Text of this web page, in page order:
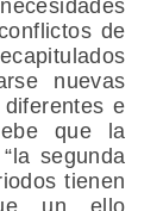
de
nuevas
e
que la
segunda
tienen
un ello